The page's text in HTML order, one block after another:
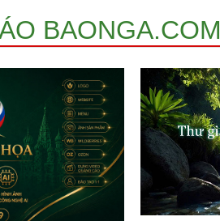
BAONGA.COM